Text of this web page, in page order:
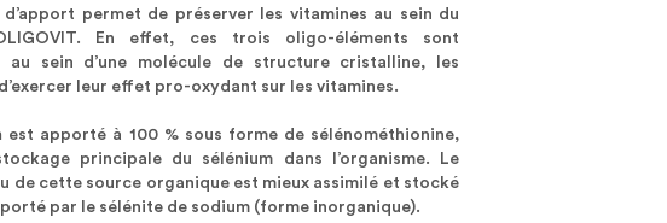
permet de préserver les vitamines au sein du
En effet, ces trois oligo-éléments sont
au sein d’une molécule de structure cristalline, les
leur effet pro-oxydant sur les vitamines.
est apporté à 100 % sous forme de sélénométhionine,
principale du sélénium dans l’organisme. Le
de cette source organique est mieux assimilé et stocké
par le sélénite de sodium (forme inorganique).